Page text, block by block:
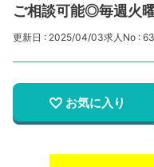
ご相談可能◎毎週火
更新日 : 2025/04/03求人No :
お気に入り